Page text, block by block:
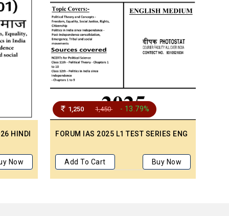
HINDI
Now
1,250 1,450 - 13.79%
FORUM IAS 2025 L1 TEST SERIES ENG
Add To Cart Buy Now